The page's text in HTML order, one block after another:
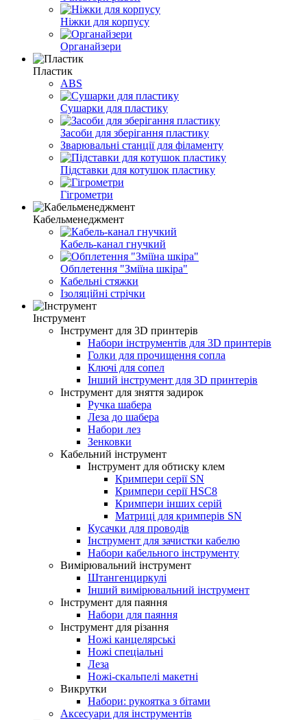
Ніжки для корпусу
Органайзери
Пластик
ABS
Сушарки для пластику
Засоби для зберігання пластику
Зварювальні станції для філаменту
Підставки для котушок пластику
Гігрометри
Кабельменеджмент
Кабель-канал гнучкий
Обплетення "Зміїна шкіра"
Кабельні стяжки
Ізоляційні стрічки
Інструмент
Інструмент для 3D принтерів
Набори інструментів для 3D принтерів
Голки для прочищення сопла
Ключі для сопел
Інший інструмент для 3D принтерів
Інструмент для зняття задирок
Ручка шабера
Леза до шабера
Набори лез
Зенковки
Кабельний інструмент
Інструмент для обтиску клем
Кримпери серії SN
Кримпери серії HSC8
Кримпери інших серій
Матриці для кримперів SN
Кусачки для проводів
Інструмент для зачистки кабелю
Набори кабельного інструменту
Вимірювальний інструмент
Штангенциркулі
Інший вимірювальний інструмент
Інструмент для паяння
Набори для паяння
Інструмент для різання
Ножі канцелярські
Ножі спеціальні
Леза
Ножі-скальпелі макетні
Викрутки
Набори: рукоятка з бітами
Аксесуари для інструментів